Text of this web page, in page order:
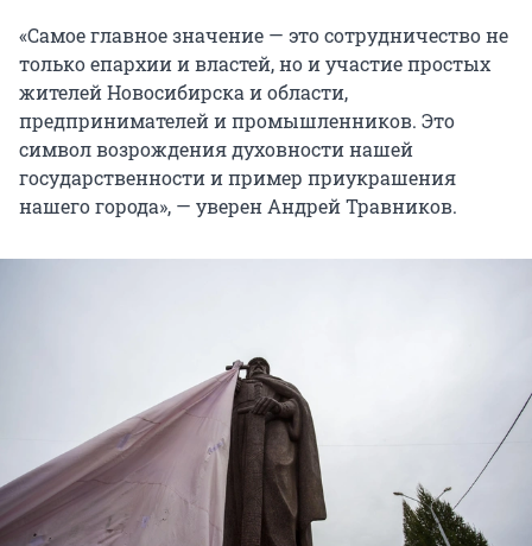
«Самое главное значение — это сотрудничество не
только епархии и властей, но и участие простых
жителей Новосибирска и области,
предпринимателей и промышленников. Это
символ возрождения духовности нашей
государственности и пример приукрашения
нашего города», — уверен Андрей Травников.